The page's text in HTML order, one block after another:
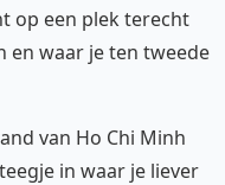
op een plek terecht
en waar je ten tweede
van Ho Chi Minh
in waar je liever